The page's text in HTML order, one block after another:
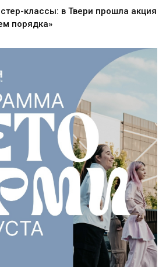
классы: в Твери прошла акция
порядка»